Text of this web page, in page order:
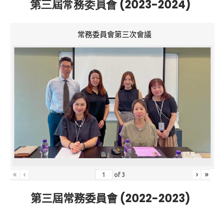
第三屆常務委員會 (2023-2024)
常務委員會第三次會議
« ‹ of3 › »
第三屆常務委員會 (2022-2023)